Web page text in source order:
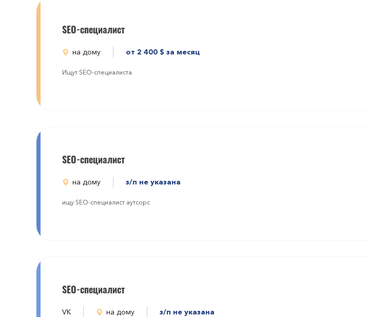
SEO-специалист
на дому от 2 400 $ за месяц
Ищут SEO-специалиста
SEO-специалист
на дому з/п не указана
ищу SEO-специалист аутсорс
SEO-специалист
VK на дому з/п не указана